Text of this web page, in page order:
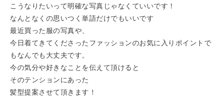
こうなりたいって明確な写真じゃなくていいです！
なんとなくの思いつく単語だけでもいいです
最近買った服の写真や、
今日着てきてくださったファッションのお気に入りポイントで
もなんでも大丈夫です。
今の気分や好きなことを伝えて頂けると
そのテンションにあった
髪型提案させて頂きます！